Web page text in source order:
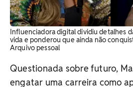
Influenciadora digital dividiu detalhes
vida e ponderou que ainda não
Arquivo pessoal
Questionada sobre futuro,
engatar uma carreira como